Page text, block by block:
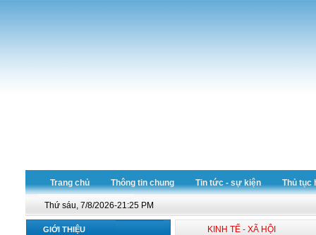
Trang chủ Thông tin chung Tin tức - sự kiện Thủ tục
Thứ sáu, 7/8/2026-21:25 PM
GIỚI THIỆU KINH TẾ - XÃ HỘI